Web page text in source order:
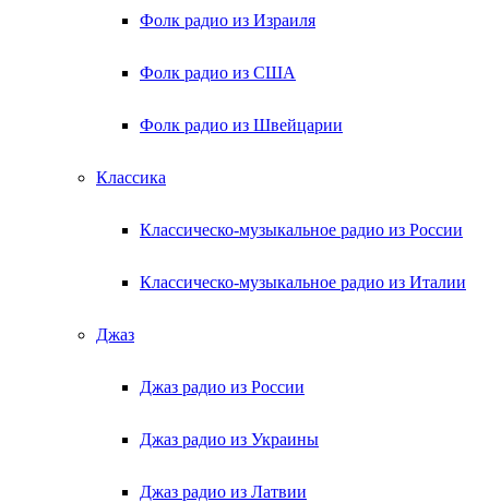
Фолк радио из Израиля
Фолк радио из США
Фолк радио из Швейцарии
Классика
Классическо-музыкальное радио из России
Классическо-музыкальное радио из Италии
Джаз
Джаз радио из России
Джаз радио из Украины
Джаз радио из Латвии